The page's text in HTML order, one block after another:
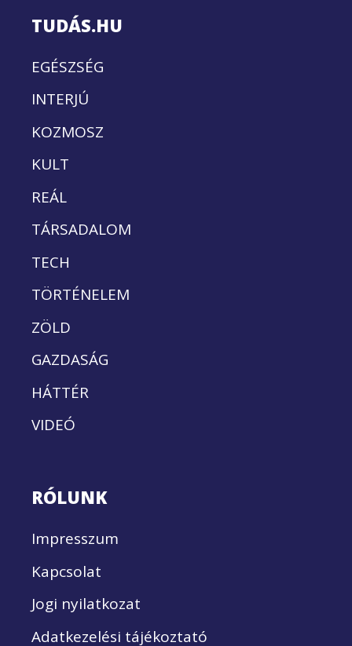
TUDÁS.HU
EGÉSZSÉG
INTERJÚ
KOZMOSZ
KULT
REÁL
TÁRSADALOM
TECH
TÖRTÉNELEM
ZÖLD
GAZDASÁG
HÁTTÉR
VIDEÓ
RÓLUNK
Impresszum
Kapcsolat
Jogi nyilatkozat
Adatkezelési tájékoztató